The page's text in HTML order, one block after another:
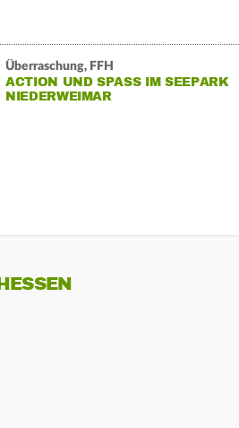
Überraschung, FFH
ACTION UND SPASS IM SEEPARK N
IEDERWEIMAR